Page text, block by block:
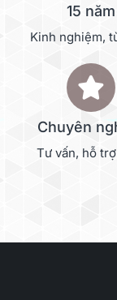
15 năm
Kinh nghiệm,
Chuyên
Tư vấn, hỗ